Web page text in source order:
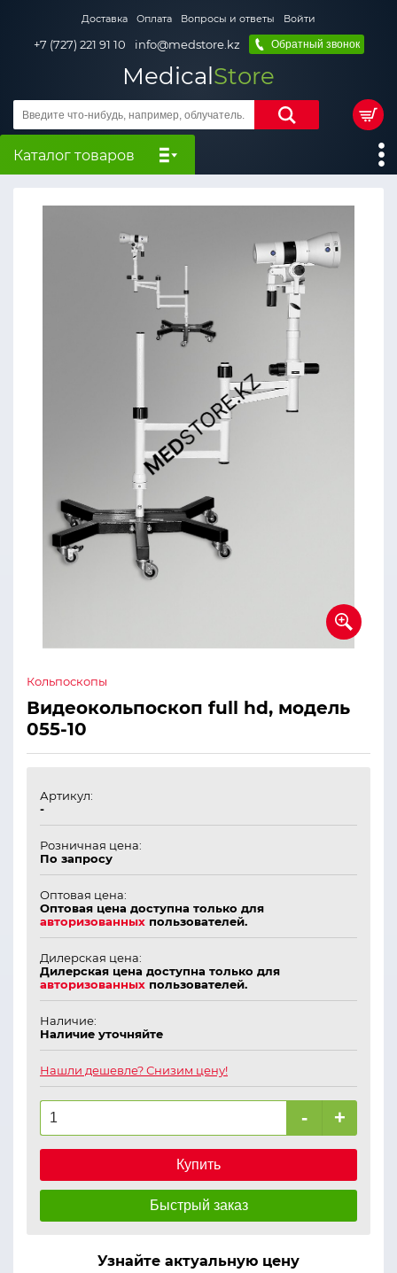
Доставка Оплата Вопросы и ответы Войти
+7 (727) 221 91 10 info@medstore.kz Обратный звонок
MedicalStore
Каталог товаров
Кольпоскопы
Видеокольпоскоп full hd, модель
055-10
Артикул:
-
Розничная цена:
По запросу
Оптовая цена:
Оптовая цена доступна только для
авторизованных пользователей.
Дилерская цена:
Дилерская цена доступна только для
авторизованных пользователей.
Наличие:
Наличие уточняйте
Нашли дешевле? Снизим цену!
- +
Купить
Быстрый заказ
Узнайте актуальную цену